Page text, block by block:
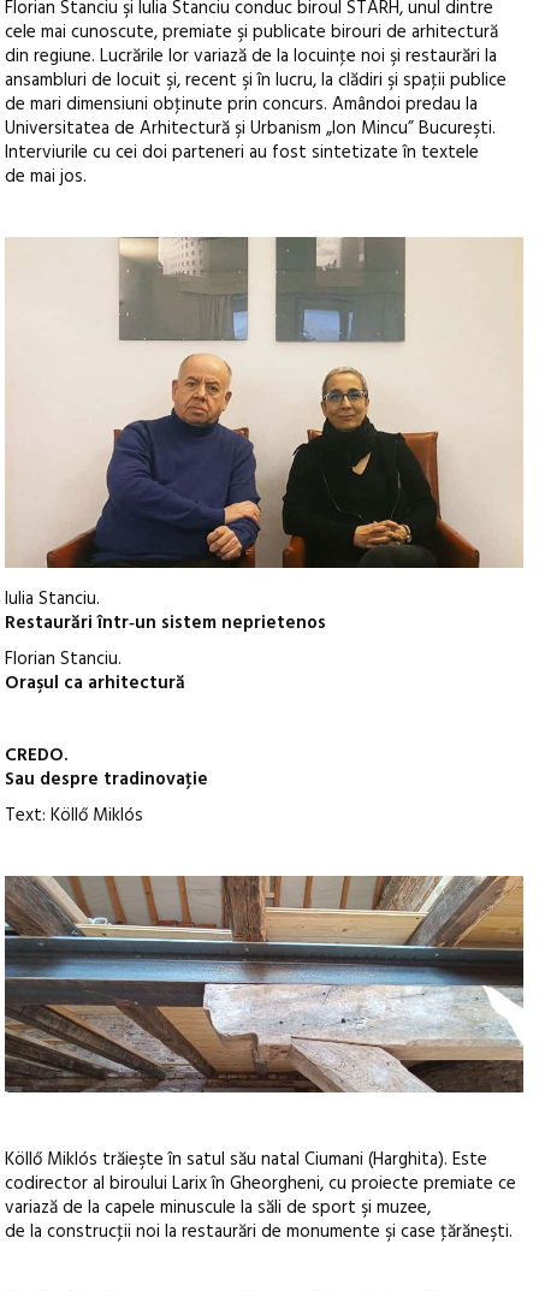
Florian Stanciu şi Iulia Stanciu conduc biroul STARH, unul dintre
cele mai cunoscute, premiate şi publicate birouri de arhitectură
din regiune. Lucrările lor variază de la locuinţe noi şi restaurări la
ansambluri de locuit şi, recent şi în lucru, la clădiri şi spaţii publice
de mari dimensiuni obţinute prin concurs. Amândoi predau la
Universitatea de Arhitectură şi Urbanism „Ion Mincu” Bucureşti.
Interviurile cu cei doi parteneri au fost sintetizate în textele
de mai jos.
Iulia Stanciu.
Restaurări într‑un sistem neprietenos
Florian Stanciu.
Oraşul ca arhitectură
CREDO.
Sau despre tradinovaţie
Text: Köllő Miklós
Köllő Miklós trăieşte în satul său natal Ciumani (Harghita). Este
codirector al biroului Larix în Gheorgheni, cu proiecte premiate ce
variază de la capele minuscule la săli de sport şi muzee,
de la construcţii noi la restaurări de monumente şi case ţărăneşti.